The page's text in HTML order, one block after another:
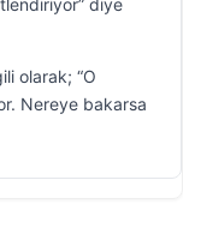
diye
olarak; “O
Nereye bakarsa